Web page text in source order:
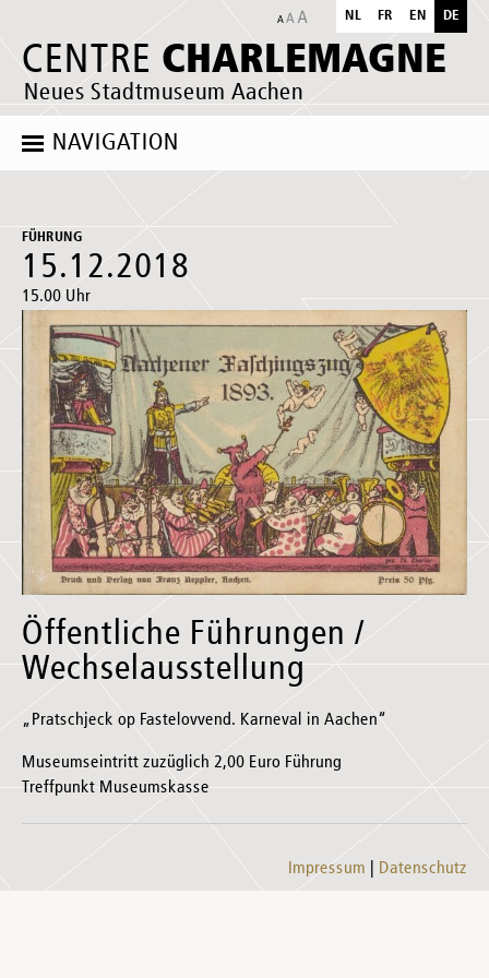
CENTRE CHARLEMAGNE
Neues Stadtmuseum Aachen
NL FR EN DE
NAVIGATION
FÜHRUNG
15.12.2018
15.00 Uhr
Öffentliche Führungen /
Wechselausstellung
„Pratschjeck op Fastelovvend. Karneval in Aachen“
Museumseintritt zuzüglich 2,00 Euro Führung
Treffpunkt Museumskasse
Impressum Datenschutz